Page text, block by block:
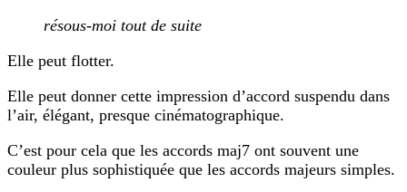
résous-moi tout de suite
Elle peut flotter.
Elle peut donner cette impression d’accord suspendu dans
l’air, élégant, presque cinématographique.
C’est pour cela que les accords maj7 ont souvent une
couleur plus sophistiquée que les accords majeurs simples.